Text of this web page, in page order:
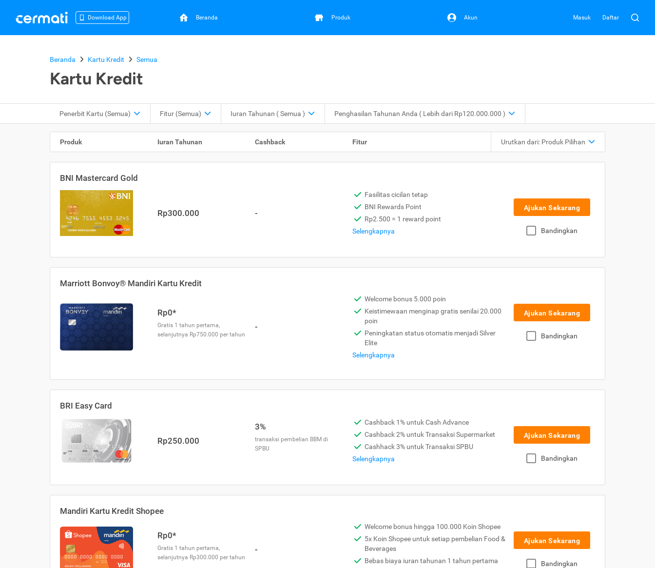
Download App Beranda Produk Akun Masuk Daftar
Beranda Kartu Kredit Semua
Kartu Kredit
Penerbit Kartu (Semua) Fitur (Semua) Iuran Tahunan ( Semua ) Penghasilan Tahunan Anda ( Lebih dari Rp120.000.000 )
Produk Iuran Tahunan Cashback Fitur Urutkan dari: Produk Pilihan
BNI Mastercard Gold
Rp300.000 -
Fasilitas cicilan tetap
BNI Rewards Point
Rp2.500 = 1 reward point
Selengkapnya
Ajukan Sekarang
Bandingkan
Marriott Bonvoy® Mandiri Kartu Kredit
Rp0*
Gratis 1 tahun pertama,
selanjutnya Rp750.000 per tahun
-
Welcome bonus 5.000 poin
Keistimewaan menginap gratis senilai 20.000
poin
Peningkatan status otomatis menjadi Silver
Elite
Selengkapnya
Ajukan Sekarang
Bandingkan
BRI Easy Card
Rp250.000
3%
transaksi pembelian BBM di
SPBU
Cashback 1% untuk Cash Advance
Cashback 2% untuk Transaksi Supermarket
Cashhack 3% untuk Transaksi SPBU
Selengkapnya
Ajukan Sekarang
Bandingkan
Mandiri Kartu Kredit Shopee
Rp0*
Gratis 1 tahun pertama,
selanjutnya Rp300.000 per tahun
-
Welcome bonus hingga 100.000 Koin Shopee
5x Koin Shopee untuk setiap pembelian Food &
Beverages
Bebas biaya iuran tahunan 1 tahun pertama
Ajukan Sekarang
Bandingkan